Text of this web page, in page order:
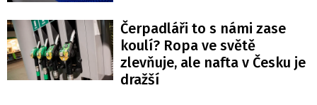
Čerpadláři to s námi zase
koulí? Ropa ve světě
zlevňuje, ale nafta v Česku je
dražší